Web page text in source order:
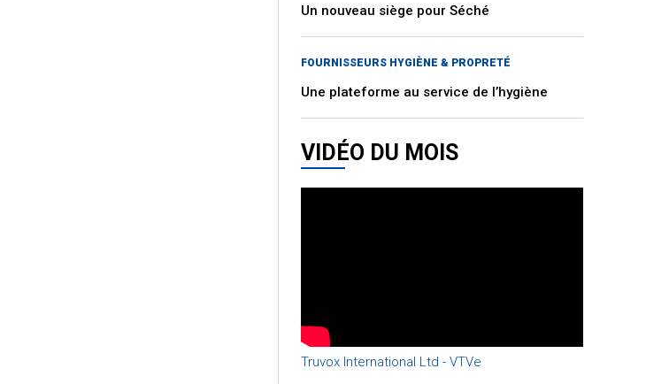
Un nouveau siège pour Séché
FOURNISSEURS HYGIÈNE & PROPRETÉ
Une plateforme au service de l’hygiène
VIDÉO DU MOIS
Truvox International Ltd - VTVe